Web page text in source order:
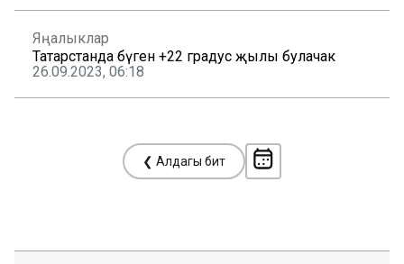
Яңалыклар
Татарстанда бүген +22 градус җылы булачак
26.09.2023, 06:18
❮ Алдагы бит